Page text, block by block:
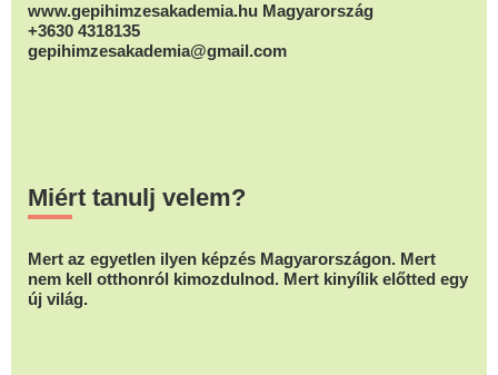
www.gepihimzesakademia.hu Magyarország
+3630 4318135
gepihimzesakademia@gmail.com
Miért tanulj velem?
Mert az egyetlen ilyen képzés Magyarországon. Mert
nem kell otthonról kimozdulnod. Mert kinyílik előtted egy
új világ.